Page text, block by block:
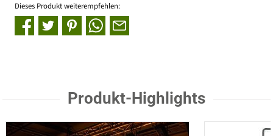
Dieses Produkt weiterempfehlen:
Produkt-Highlights